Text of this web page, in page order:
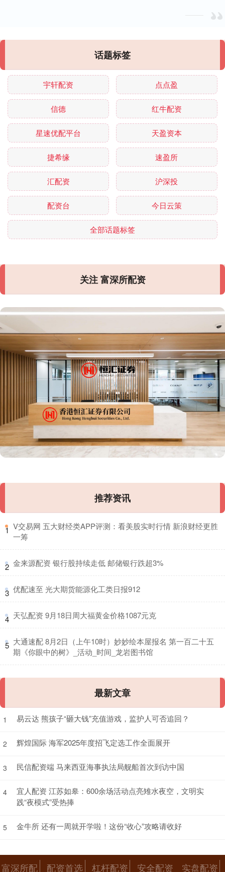
话题标签
宇轩配资 点点盈
信德 红牛配资
星速优配平台 天盈资本
捷希缘 速盈所
汇配资 沪深投
配资台 今日云策
全部话题标签
关注 富深所配资
推荐资讯
1 ​V交易网 五大财经类APP评测：看美股实时行情 新浪财经更胜
一筹
2 ​金来源配资 银行股持续走低 邮储银行跌超3%
3 ​优配速至 光大期货能源化工类日报912
4 ​天弘配资 9月18日周大福黄金价格1087元克
5 ​大通速配 8月2日（上午10时）妙妙绘本屋报名 第一百二十五
期《你眼中的树》_活动_时间_龙岩图书馆
最新文章
1 易云达 熊孩子“砸大钱”充值游戏，监护人可否追回？
2 辉煌国际 海军2025年度招飞定选工作全面展开
3 民信配资端 马来西亚海事执法局舰船首次到访中国
4
宜人配资 江苏如皋：600余场活动点亮雉水夜空，文明实
践“夜模式”受热捧
5 金牛所 还有一周就开学啦！这份“收心”攻略请收好
富深所配 配资首选 杠杆配资 安全配资 实盘配资